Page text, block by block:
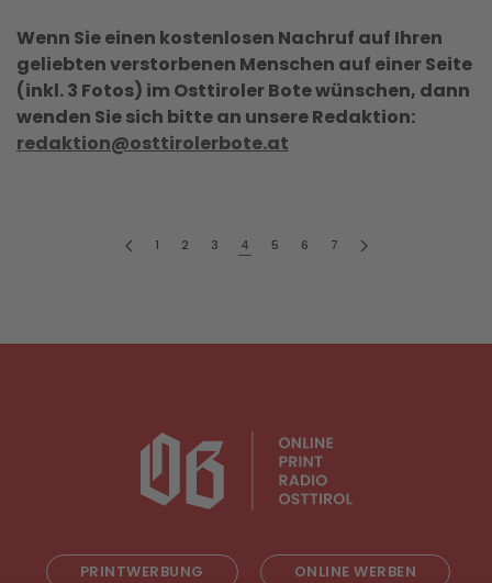
Wenn Sie einen kostenlosen Nachruf auf Ihren
geliebten verstorbenen Menschen auf einer Seite
(inkl. 3 Fotos) im Osttiroler Bote wünschen, dann
wenden Sie sich bitte an unsere Redaktion:
redaktion@osttirolerbote.at
1 2 3 4 5 6 7
PRINTWERBUNG ONLINE WERBEN